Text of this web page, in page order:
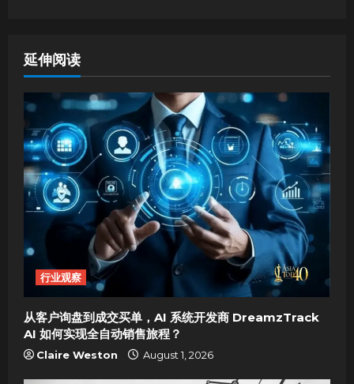
n
a
v
i
g
a
t
o
n
延伸阅读
行业观察
从客户询盘到成交买单，AI 系统开发商 DreamzTrack
AI 如何实现全自动销售旅程？
Claire Weston August 1, 2026